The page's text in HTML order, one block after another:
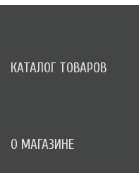
КАТАЛОГ ТОВАРОВ
О МАГАЗИНЕ